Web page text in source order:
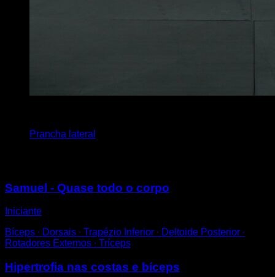
Prancha lateral
Samuel - Quase todo o corpo
Iniciante
Bíceps ∙ Dorsais ∙ Trapézio Inferior ∙ Deltoide Posterior ∙
Rotadores Externos ∙ Tríceps
Hipertrofia nas costas e bíceps